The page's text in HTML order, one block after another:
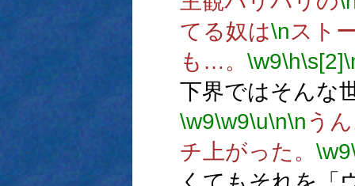
てる奴は\nスト
も…。 \w9\h\s[2]
下界ではそんな
\w9\w9\u\n\n う
チ上がった。 \w9